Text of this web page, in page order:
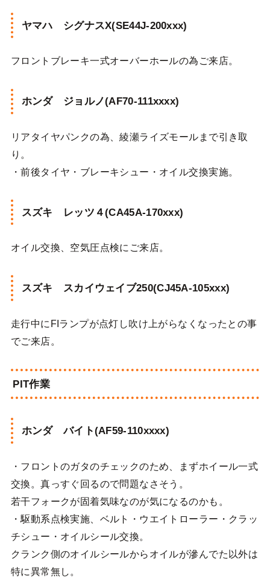
ヤマハ シグナスX(SE44J-200xxx)
フロントブレーキ一式オーバーホールの為ご来店。
ホンダ ジョルノ(AF70-111xxxx)
リアタイヤパンクの為、綾瀬ライズモールまで引き取
り。
・前後タイヤ・ブレーキシュー・オイル交換実施。
スズキ レッツ４(CA45A-170xxx)
オイル交換、空気圧点検にご来店。
スズキ スカイウェイブ250(CJ45A-105xxx)
走行中にFIランプが点灯し吹け上がらなくなったとの事
でご来店。
PIT作業
ホンダ バイト(AF59-110xxxx)
・フロントのガタのチェックのため、まずホイール一式
交換。真っすぐ回るので問題なさそう。
若干フォークが固着気味なのが気になるのかも。
・駆動系点検実施、ベルト・ウエイトローラー・クラッ
チシュー・オイルシール交換。
クランク側のオイルシールからオイルが滲んでた以外は
特に異常無し。